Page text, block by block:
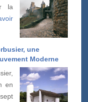
la
une
Moderne
en